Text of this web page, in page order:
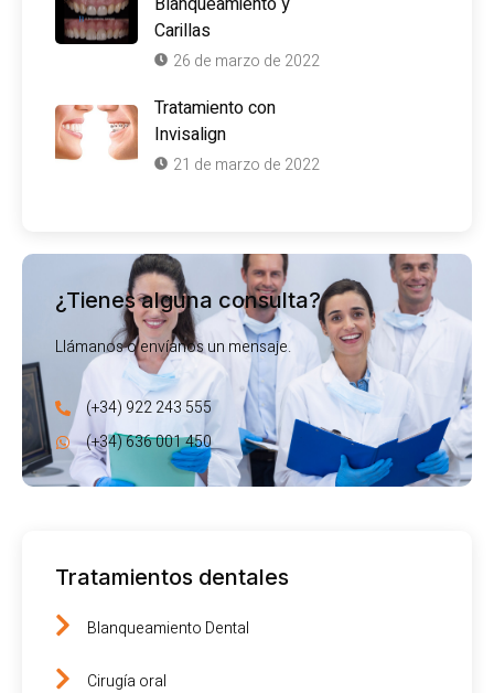
Carillas
26 de marzo de 2022
Tratamiento con
Invisalign
21 de marzo de 2022
¿Tienes alguna consulta?
Llámanos o envíanos un mensaje.
(+34) 922 243 555
(+34) 636 001 450
Tratamientos dentales
Blanqueamiento Dental
Cirugía oral